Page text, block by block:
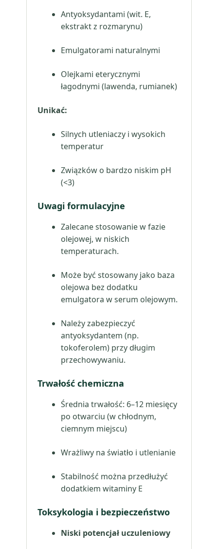
Antyoksydantami (wit. E,
ekstrakt z rozmarynu)
Emulgatorami naturalnymi
Olejkami eterycznymi
łagodnymi (lawenda, rumianek)
Unikać:
Silnych utleniaczy i wysokich
temperatur
Związków o bardzo niskim pH
(<3)
Uwagi formulacyjne
Zalecane stosowanie w fazie
olejowej, w niskich
temperaturach.
Może być stosowany jako baza
olejowa bez dodatku
emulgatora w serum olejowym.
Należy zabezpieczyć
antyoksydantem (np.
tokoferolem) przy długim
przechowywaniu.
Trwałość chemiczna
Średnia trwałość: 6–12 miesięcy
po otwarciu (w chłodnym,
ciemnym miejscu)
Wrażliwy na światło i utlenianie
Stabilność można przedłużyć
dodatkiem witaminy E
Toksykologia i bezpieczeństwo
Niski potencjał uczuleniowy